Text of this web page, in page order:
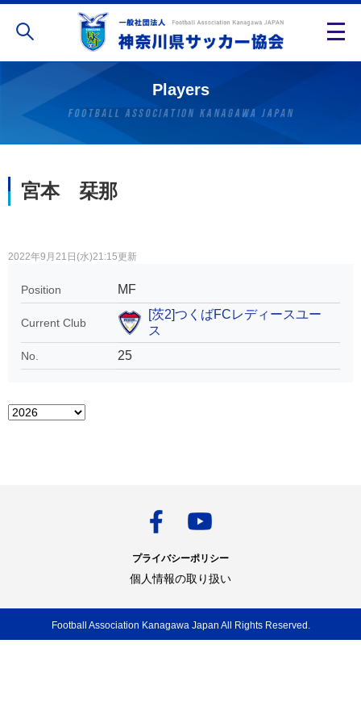
Players
宮本 栞那
2022年9月21日(水)21:15更新
Position MF
Current Club
[茨2]つくばFCレディースユー
ス
No. 25
プライバシーポリシー
個人情報の取り扱い
Football Association Kanagawa Japan All Rights Reserved.